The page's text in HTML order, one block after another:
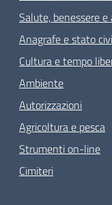
Salute, benessere
Anagrafe e stato
Cultura e tempo
Ambiente
Autorizzazioni
Agricoltura e pesca
Strumenti on-line
Cimiteri